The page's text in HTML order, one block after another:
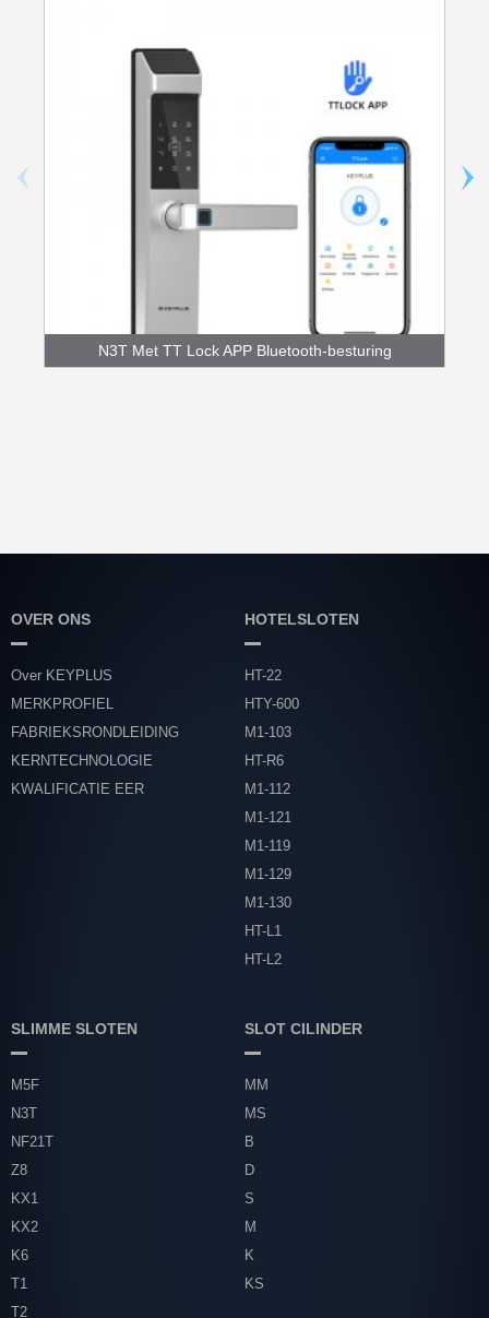
N3T Met TT Lock APP Bluetooth-besturing
OVER ONS
Over KEYPLUS
MERKPROFIEL
FABRIEKSRONDLEIDING
KERNTECHNOLOGIE
KWALIFICATIE EER
HOTELSLOTEN
HT-22
HTY-600
M1-103
HT-R6
M1-112
M1-121
M1-119
M1-129
M1-130
HT-L1
HT-L2
SLIMME SLOTEN
M5F
N3T
NF21T
Z8
KX1
KX2
K6
T1
T2
SLOT CILINDER
MM
MS
B
D
S
M
K
KS